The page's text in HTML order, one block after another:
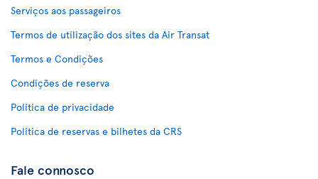
Serviços aos passageiros
Termos de utilização dos sites da Air Transat
Termos e Condições
Condições de reserva
Política de privacidade
Política de reservas e bilhetes da CRS
Fale connosco